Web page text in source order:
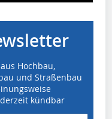
Hochbau,
und Straßenbau
kündbar